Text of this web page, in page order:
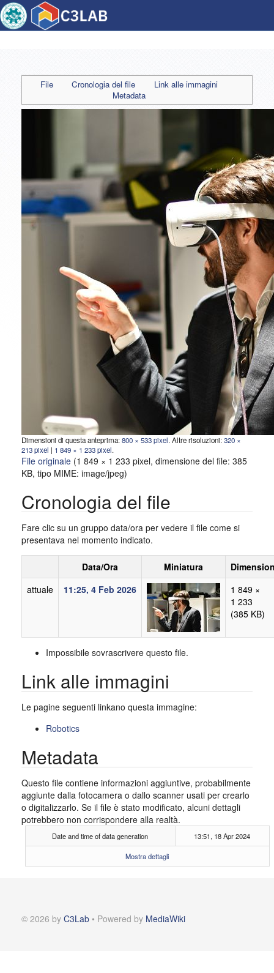
File Cronologia del file
Link alle immagini
Metadata
Dimensioni di questa anteprima:800 × 533 pixel. Altre risoluzioni:320 ×
213 pixel | 1 849 × 1 233 pixel.
File originale (1 849 × 1 233 pixel, dimensione del file: 385
KB, tipo MIME: image/jpeg)
Cronologia del file
Fare clic su un gruppo data/ora per vedere il file come si
presentava nel momento indicato.
Data/Ora Miniatura
attuale
11:25, 4 Feb 2026
1 849 ×
1 233
(385 KB)
Impossibile sovrascrivere questo file.
Link alle immagini
Le pagine seguenti linkano questa immagine:
Robotics
Metadata
Questo file contiene informazioni aggiuntive, probabilmente
aggiunte dalla fotocamera o dallo scanner usati per crearlo
o digitalizzarlo. Se il file è stato modificato, alcuni dettagli
potrebbero non corrispondere alla realtà.
Date and time of data generation 13:51, 18 Apr 2024
Mostra dettagli
© 2026 by C3Lab • Powered by MediaWiki